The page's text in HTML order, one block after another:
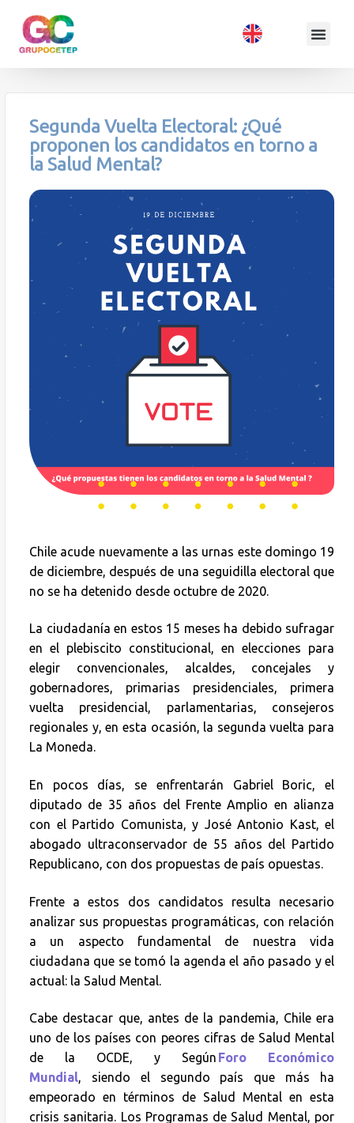
Segunda Vuelta Electoral: ¿Qué
proponen los candidatos en torno a
la Salud Mental?
Chile acude nuevamente a las urnas este domingo 19
de diciembre, después de una seguidilla electoral que
no se ha detenido desde octubre de 2020.
La ciudadanía en estos 15 meses ha debido sufragar
en el plebiscito constitucional, en elecciones para
elegir convencionales, alcaldes, concejales y
gobernadores, primarias presidenciales, primera
vuelta presidencial, parlamentarias, consejeros
regionales y, en esta ocasión, la segunda vuelta para
La Moneda.
En pocos días, se enfrentarán Gabriel Boric, el
diputado de 35 años del Frente Amplio en alianza
con el Partido Comunista, y José Antonio Kast, el
abogado ultraconservador de 55 años del Partido
Republicano, con dos propuestas de país opuestas.
Frente a estos dos candidatos resulta necesario
analizar sus propuestas programáticas, con relación
a un aspecto fundamental de nuestra vida
ciudadana que se tomó la agenda el año pasado y el
actual: la Salud Mental.
Cabe destacar que, antes de la pandemia, Chile era
uno de los países con peores cifras de Salud Mental
de la OCDE, y Según Foro Económico
Mundial, siendo el segundo país que más ha
empeorado en términos de Salud Mental en esta
crisis sanitaria. Los Programas de Salud Mental, por